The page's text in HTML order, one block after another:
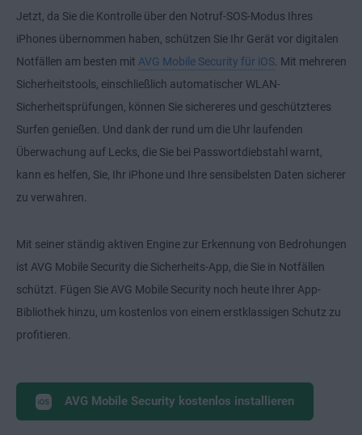
Jetzt, da Sie die Kontrolle über den Notruf-SOS-Modus Ihres
iPhones übernommen haben, schützen Sie Ihr Gerät vor digitalen
Notfällen am besten mit AVG Mobile Security für iOS. Mit mehreren
Sicherheitstools, einschließlich automatischer WLAN-
Sicherheitsprüfungen, können Sie sichereres und geschützteres
Surfen genießen. Und dank der rund um die Uhr laufenden
Überwachung auf Lecks, die Sie bei Passwortdiebstahl warnt,
kann es helfen, Sie, Ihr iPhone und Ihre sensibelsten Daten sicherer
zu verwahren.
Mit seiner ständig aktiven Engine zur Erkennung von Bedrohungen
ist AVG Mobile Security die Sicherheits-App, die Sie in Notfällen
schützt. Fügen Sie AVG Mobile Security noch heute Ihrer App-
Bibliothek hinzu, um kostenlos von einem erstklassigen Schutz zu
profitieren.
AVG Mobile Security kostenlos installieren